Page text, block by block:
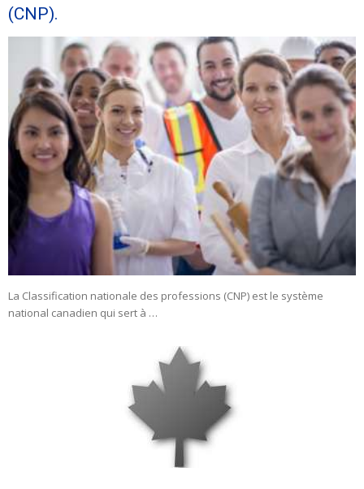
(CNP).
La Classification nationale des professions (CNP) est le système
national canadien qui sert à …